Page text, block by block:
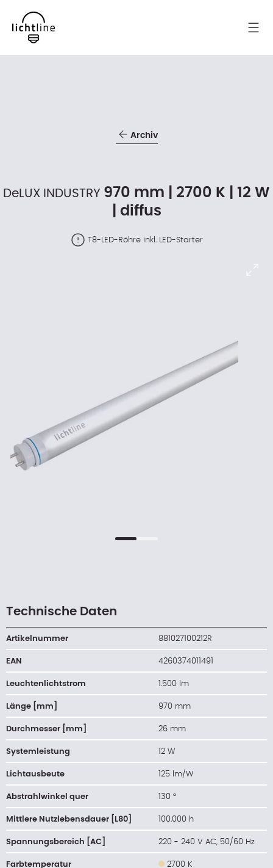
Archiv
DeLUX INDUSTRY 970 mm | 2700 K | 12 W
| diffus
T8-LED-Röhre inkl. LED-Starter
Technische Daten
Artikelnummer 881027100212R
EAN 4260374011491
Leuchtenlichtstrom 1.500 lm
Länge [mm] 970 mm
Durchmesser [mm] 26 mm
Systemleistung 12 W
Lichtausbeute 125 lm/W
Abstrahlwinkel quer 130 °
Mittlere Nutzlebensdauer [L80] 100.000 h
Spannungsbereich [AC] 220 - 240 V AC, 50/60 Hz
Farbtemperatur 2700 K